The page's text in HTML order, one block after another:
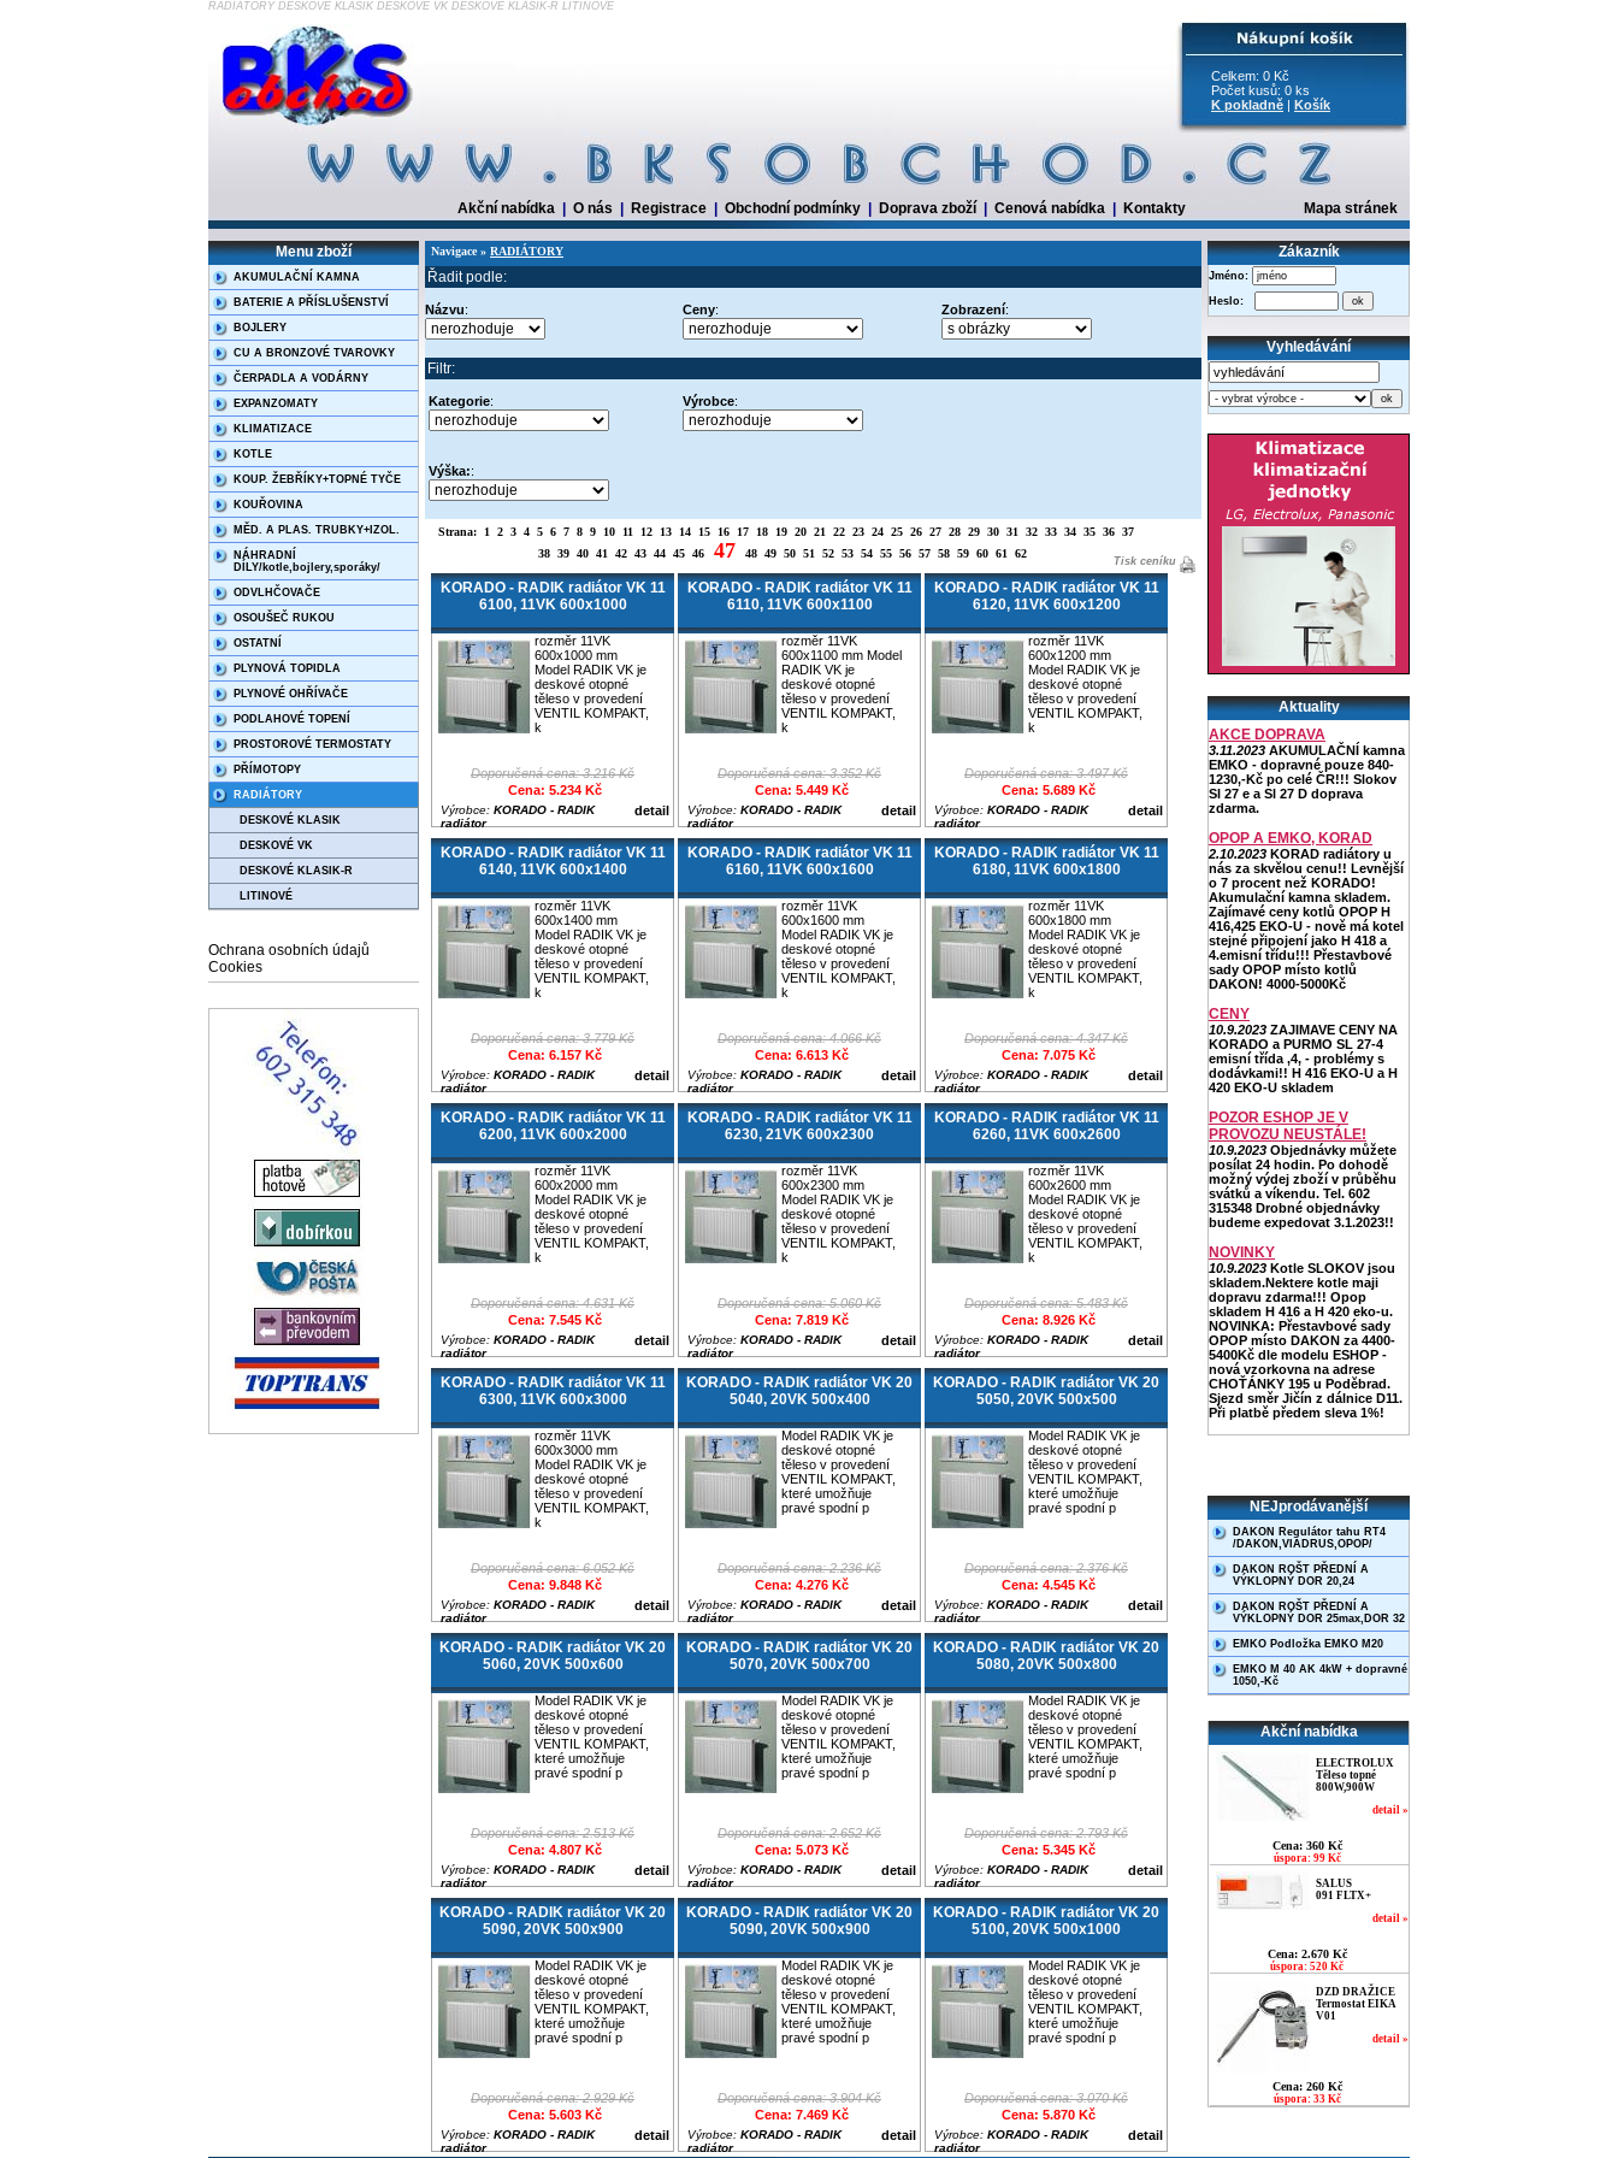
RADIÁTORY DESKOVÉ KLASIK DESKOVÉ VK DESKOVÉ KLASIK-R LITINOVÉ
Celkem: 0 Kč
Počet kusů: 0 ks
K pokladně | Košík
Akční nabídka O nás Registrace Obchodní podmínky Doprava zboží Cenová nabídka Kontakty Mapa stránek
Menu zboží
AKUMULAČNÍ KAMNA
BATERIE A PŘÍSLUŠENSTVÍ
BOJLERY
CU A BRONZOVÉ TVAROVKY
ČERPADLA A VODÁRNY
EXPANZOMATY
KLIMATIZACE
KOTLE
KOUP. ŽEBŘÍKY+TOPNÉ TYČE
KOUŘOVINA
MĚD. A PLAS. TRUBKY+IZOL.
NÁHRADNÍ
DÍLY/kotle,bojlery,sporáky/
ODVLHČOVAČE
OSOUŠEČ RUKOU
OSTATNÍ
PLYNOVÁ TOPIDLA
PLYNOVÉ OHŘÍVAČE
PODLAHOVÉ TOPENÍ
PROSTOROVÉ TERMOSTATY
PŘÍMOTOPY
RADIÁTORY
DESKOVÉ KLASIK
DESKOVÉ VK
DESKOVÉ KLASIK-R
LITINOVÉ
Ochrana osobních údajů
Cookies
Navigace » RADIÁTORY
Řadit podle:
Názvu: Ceny: Zobrazení:
Filtr:
Kategorie: Výrobce:
Výška::
Strana: 1 2 3 4 5 6 7 8 9 10 11 12 13 14 15 16 17 18 19 20 21 22 23 24 25 26 27 28 29 30 31 32 33 34 35 36 37
38 39 40 41 42 43 44 45 46 47 48 49 50 51 52 53 54 55 56 57 58 59 60 61 62
Tisk ceníku
KORADO - RADIK radiátor VK 11
6100, 11VK 600x1000
rozměr 11VK
600x1000 mm
Model RADIK VK je
deskové otopné
těleso v provedení
VENTIL KOMPAKT,
k
Doporučená cena: 3.216 Kč
Cena: 5.234 Kč
detail
Výrobce: KORADO - RADIK
radiátor
KORADO - RADIK radiátor VK 11
6110, 11VK 600x1100
rozměr 11VK
600x1100 mm Model
RADIK VK je
deskové otopné
těleso v provedení
VENTIL KOMPAKT,
k
Doporučená cena: 3.352 Kč
Cena: 5.449 Kč
detail
Výrobce: KORADO - RADIK
radiátor
KORADO - RADIK radiátor VK 11
6120, 11VK 600x1200
rozměr 11VK
600x1200 mm
Model RADIK VK je
deskové otopné
těleso v provedení
VENTIL KOMPAKT,
k
Doporučená cena: 3.497 Kč
Cena: 5.689 Kč
detail
Výrobce: KORADO - RADIK
radiátor
KORADO - RADIK radiátor VK 11
6140, 11VK 600x1400
rozměr 11VK
600x1400 mm
Model RADIK VK je
deskové otopné
těleso v provedení
VENTIL KOMPAKT,
k
Doporučená cena: 3.779 Kč
Cena: 6.157 Kč
detail
Výrobce: KORADO - RADIK
radiátor
KORADO - RADIK radiátor VK 11
6160, 11VK 600x1600
rozměr 11VK
600x1600 mm
Model RADIK VK je
deskové otopné
těleso v provedení
VENTIL KOMPAKT,
k
Doporučená cena: 4.066 Kč
Cena: 6.613 Kč
detail
Výrobce: KORADO - RADIK
radiátor
KORADO - RADIK radiátor VK 11
6180, 11VK 600x1800
rozměr 11VK
600x1800 mm
Model RADIK VK je
deskové otopné
těleso v provedení
VENTIL KOMPAKT,
k
Doporučená cena: 4.347 Kč
Cena: 7.075 Kč
detail
Výrobce: KORADO - RADIK
radiátor
KORADO - RADIK radiátor VK 11
6200, 11VK 600x2000
rozměr 11VK
600x2000 mm
Model RADIK VK je
deskové otopné
těleso v provedení
VENTIL KOMPAKT,
k
Doporučená cena: 4.631 Kč
Cena: 7.545 Kč
detail
Výrobce: KORADO - RADIK
radiátor
KORADO - RADIK radiátor VK 11
6230, 21VK 600x2300
rozměr 11VK
600x2300 mm
Model RADIK VK je
deskové otopné
těleso v provedení
VENTIL KOMPAKT,
k
Doporučená cena: 5.060 Kč
Cena: 7.819 Kč
detail
Výrobce: KORADO - RADIK
radiátor
KORADO - RADIK radiátor VK 11
6260, 11VK 600x2600
rozměr 11VK
600x2600 mm
Model RADIK VK je
deskové otopné
těleso v provedení
VENTIL KOMPAKT,
k
Doporučená cena: 5.483 Kč
Cena: 8.926 Kč
detail
Výrobce: KORADO - RADIK
radiátor
KORADO - RADIK radiátor VK 11
6300, 11VK 600x3000
rozměr 11VK
600x3000 mm
Model RADIK VK je
deskové otopné
těleso v provedení
VENTIL KOMPAKT,
k
Doporučená cena: 6.052 Kč
Cena: 9.848 Kč
detail
Výrobce: KORADO - RADIK
radiátor
KORADO - RADIK radiátor VK 20
5040, 20VK 500x400
Model RADIK VK je
deskové otopné
těleso v provedení
VENTIL KOMPAKT,
které umožňuje
pravé spodní p
Doporučená cena: 2.236 Kč
Cena: 4.276 Kč
detail
Výrobce: KORADO - RADIK
radiátor
KORADO - RADIK radiátor VK 20
5050, 20VK 500x500
Model RADIK VK je
deskové otopné
těleso v provedení
VENTIL KOMPAKT,
které umožňuje
pravé spodní p
Doporučená cena: 2.376 Kč
Cena: 4.545 Kč
detail
Výrobce: KORADO - RADIK
radiátor
KORADO - RADIK radiátor VK 20
5060, 20VK 500x600
Model RADIK VK je
deskové otopné
těleso v provedení
VENTIL KOMPAKT,
které umožňuje
pravé spodní p
Doporučená cena: 2.513 Kč
Cena: 4.807 Kč
detail
Výrobce: KORADO - RADIK
radiátor
KORADO - RADIK radiátor VK 20
5070, 20VK 500x700
Model RADIK VK je
deskové otopné
těleso v provedení
VENTIL KOMPAKT,
které umožňuje
pravé spodní p
Doporučená cena: 2.652 Kč
Cena: 5.073 Kč
detail
Výrobce: KORADO - RADIK
radiátor
KORADO - RADIK radiátor VK 20
5080, 20VK 500x800
Model RADIK VK je
deskové otopné
těleso v provedení
VENTIL KOMPAKT,
které umožňuje
pravé spodní p
Doporučená cena: 2.793 Kč
Cena: 5.345 Kč
detail
Výrobce: KORADO - RADIK
radiátor
KORADO - RADIK radiátor VK 20
5090, 20VK 500x900
Model RADIK VK je
deskové otopné
těleso v provedení
VENTIL KOMPAKT,
které umožňuje
pravé spodní p
Doporučená cena: 2.929 Kč
Cena: 5.603 Kč
detail
Výrobce: KORADO - RADIK
radiátor
KORADO - RADIK radiátor VK 20
5090, 20VK 500x900
Model RADIK VK je
deskové otopné
těleso v provedení
VENTIL KOMPAKT,
které umožňuje
pravé spodní p
Doporučená cena: 3.904 Kč
Cena: 7.469 Kč
detail
Výrobce: KORADO - RADIK
radiátor
KORADO - RADIK radiátor VK 20
5100, 20VK 500x1000
Model RADIK VK je
deskové otopné
těleso v provedení
VENTIL KOMPAKT,
které umožňuje
pravé spodní p
Doporučená cena: 3.070 Kč
Cena: 5.870 Kč
detail
Výrobce: KORADO - RADIK
radiátor
Zákazník
Jméno:
Heslo:
Vyhledávání
Aktuality
AKCE DOPRAVA
3.11.2023 AKUMULAČNÍ kamna
EMKO - dopravné pouze 840-
1230,-Kč po celé ČR!!! Slokov
Sl 27 e a Sl 27 D doprava
zdarma.
OPOP A EMKO, KORAD
2.10.2023 KORAD radiátory u
nás za skvělou cenu!! Levnější
o 7 procent než KORADO!
Akumulační kamna skladem.
Zajímavé ceny kotlů OPOP H
416,425 EKO-U - nově má kotel
stejné připojení jako H 418 a
4.emisní třídu!!! Přestavbové
sady OPOP místo kotlů
DAKON! 4000-5000Kč
CENY
10.9.2023 ZAJIMAVE CENY NA
KORADO a PURMO SL 27-4
emisní třída ,4, - problémy s
dodávkami!! H 416 EKO-U a H
420 EKO-U skladem
POZOR ESHOP JE V
PROVOZU NEUSTÁLE!
10.9.2023 Objednávky můžete
posílat 24 hodin. Po dohodě
možný výdej zboží v průběhu
svátků a víkendu. Tel. 602
315348 Drobné objednávky
budeme expedovat 3.1.2023!!
NOVINKY
10.9.2023 Kotle SLOKOV jsou
skladem.Nektere kotle maji
dopravu zdarma!!! Opop
skladem H 416 a H 420 eko-u.
NOVINKA: Přestavbové sady
OPOP místo DAKON za 4400-
5400Kč dle modelu ESHOP -
nová vzorkovna na adrese
CHOŤÁNKY 195 u Poděbrad.
Sjezd směr Jičín z dálnice D11.
Při platbě předem sleva 1%!
NEJprodávanější
DAKON Regulátor tahu RT4
/DAKON,VIADRUS,OPOP/
DAKON ROŠT PŘEDNÍ A
VÝKLOPNÝ DOR 20,24
DAKON ROŠT PŘEDNÍ A
VÝKLOPNÝ DOR 25max,DOR 32
EMKO Podložka EMKO M20
EMKO M 40 AK 4kW + dopravné
1050,-Kč
Akční nabídka
ELECTROLUX
Těleso topné
800W,900W
detail »
Cena: 360 Kč
úspora: 99 Kč
SALUS
091 FLTX+
detail »
Cena: 2.670 Kč
úspora: 520 Kč
DZD DRAŽICE
Termostat EIKA
V01
detail »
Cena: 260 Kč
úspora: 33 Kč